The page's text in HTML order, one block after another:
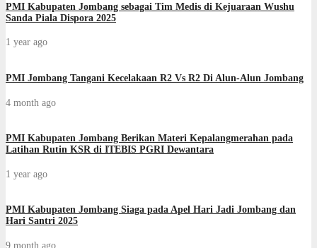
PMI Kabupaten Jombang sebagai Tim Medis di Kejuaraan Wushu
Sanda Piala Dispora 2025
1 year ago
PMI Jombang Tangani Kecelakaan R2 Vs R2 Di Alun-Alun Jombang
4 month ago
PMI Kabupaten Jombang Berikan Materi Kepalangmerahan pada
Latihan Rutin KSR di ITEBIS PGRI Dewantara
1 year ago
PMI Kabupaten Jombang Siaga pada Apel Hari Jadi Jombang dan
Hari Santri 2025
9 month ago